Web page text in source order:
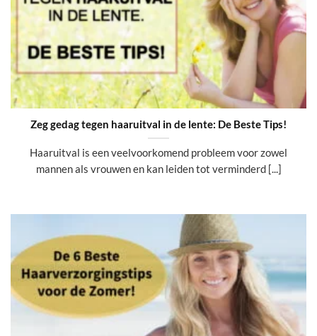
Zeg gedag tegen haaruitval in de lente: De Beste Tips!
Haaruitval is een veelvoorkomend probleem voor zowel
mannen als vrouwen en kan leiden tot verminderd [...]